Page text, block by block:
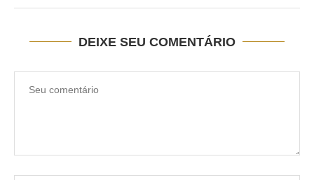
DEIXE SEU COMENTÁRIO